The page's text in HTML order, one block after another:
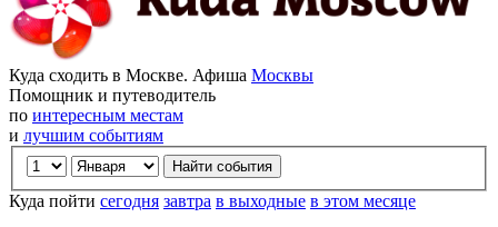
Куда сходить в Москве. Афиша Москвы
Помощник и путеводитель
по интересным местам
и лучшим событиям
Куда пойти сегодня завтра в выходные в этом месяце